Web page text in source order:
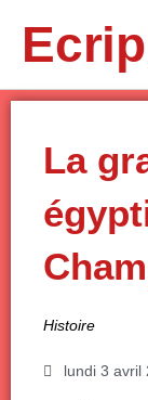
contenu
La
Histoire
lundi 3 avril